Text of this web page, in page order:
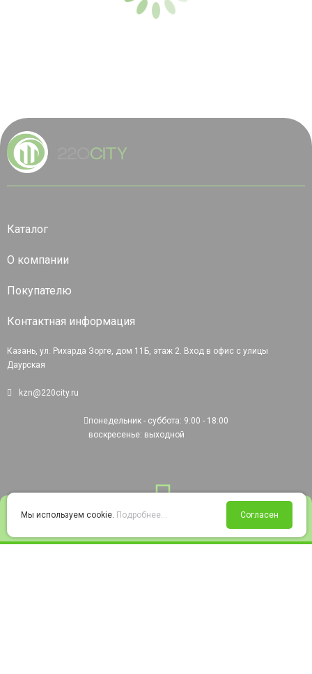
Войти Избранное Корзина
Каталог
О компании
Покупателю
Контактная информация
Казань, ул. Рихарда Зорге, дом 11Б, этаж 2. Вход в офис с улицы
Даурская
kzn@220city.ru
понедельник - суббота: 9:00 - 18:00
воскресенье: выходной
Мы используем cookie. Подробнее... Согласен